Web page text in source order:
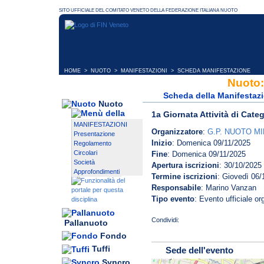
HOME > NUOTO > MANIFESTAZIONI > SCHEDA MANIFESTAZIONE
Nuoto
MANIFESTAZIONI
Presentazione
Regolamento
Circolari
Società
Approfondimenti
Pallanuoto
Fondo
Tuffi
Scheda della
1a Giornata Attività di
Organizzatore: G.P. NUOTO
Inizio: Domenica 09/11/2025
Fine: Domenica 09/11/2025
Apertura iscrizioni: 30/10/2025
Termine iscrizioni: Giovedì 06/
Responsabile: Marino Vanzan
Tipo evento: Evento ufficiale
Sede dell'evento